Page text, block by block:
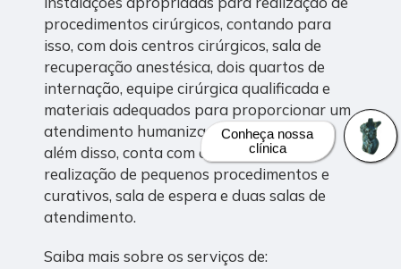
procedimentos cirúrgicos, contando para
isso, com dois centros cirúrgicos, sala de
recuperação anestésica, dois quartos de
internação, equipe cirúrgica qualificada e
materiais adequados para proporcionar um
atendimento humanizado e de qualidade,
além disso, conta com duas salas para
realização de pequenos procedimentos e
curativos, sala de espera e duas salas de
atendimento.
Saiba mais sobre os serviços de:
Conheça nossa
clínica